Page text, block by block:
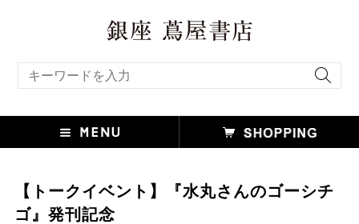
【トークイベント】『水丸さんのゴーシチ
ゴ』発刊記念